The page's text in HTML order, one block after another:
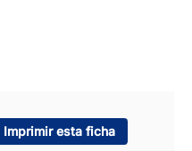
Imprimir esta ficha